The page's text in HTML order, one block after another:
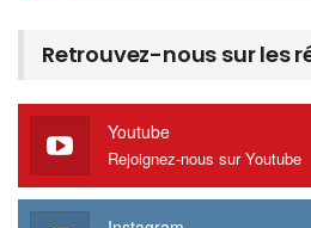
Retrouvez-nous sur les
Youtube
Rejoignez-nous sur Youtube